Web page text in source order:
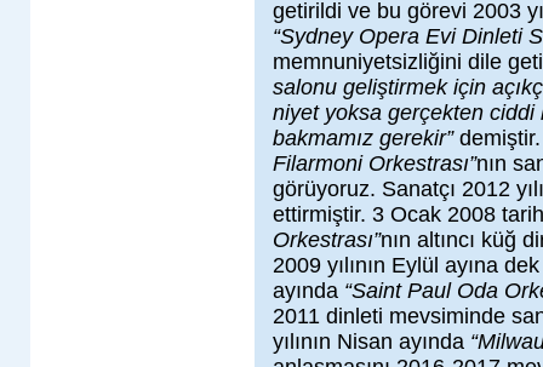
getirildi ve bu görevi 2003
“Sydney Opera Evi Dinleti
memnuniyetsizliğini dile
salonu geliştirmek için
niyet yoksa gerçekten
bakmamız gerekir” demiştir.
Filarmoni Orkestrası”nın
görüyoruz. Sanatçı 2012
ettirmiştir. 3 Ocak 2008
Orkestrası”nın altıncı küğ
2009 yılının Eylül ayına
ayında “Saint Paul Oda
2011 dinleti mevsiminde
yılının Nisan ayında